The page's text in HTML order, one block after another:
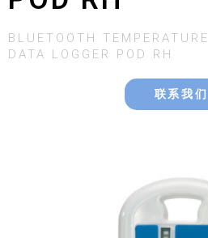
BLUETOOTH
DATA LOGGER POD RH
联系我们